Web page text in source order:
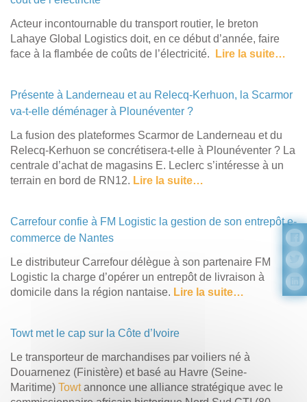
Acteur incontournable du transport routier, le breton
Lahaye Global Logistics doit, en ce début d’année, faire
face à la flambée de coûts de l’électricité.
Lire la suite…
Présente à Landerneau et au Relecq-Kerhuon, la Scarmor
va-t-elle déménager à Plounéventer ?
La fusion des plateformes Scarmor de Landerneau et du
Relecq-Kerhuon se concrétisera-t-elle à Plounéventer ? La
centrale d’achat de magasins E. Leclerc s’intéresse à un
terrain en bord de RN12. Lire la suite…
Carrefour confie à FM Logistic la gestion de son entrepôt e-
commerce de Nantes
Le distributeur Carrefour délègue à son partenaire FM
Logistic la charge d’opérer un entrepôt de livraison à
domicile dans la région nantaise. Lire la suite…
Towt met le cap sur la Côte d’Ivoire
Le transporteur de marchandises par voiliers né à
Douarnenez (Finistère) et basé au Havre (Seine-
Maritime) Towtannonce une alliance stratégique avec le